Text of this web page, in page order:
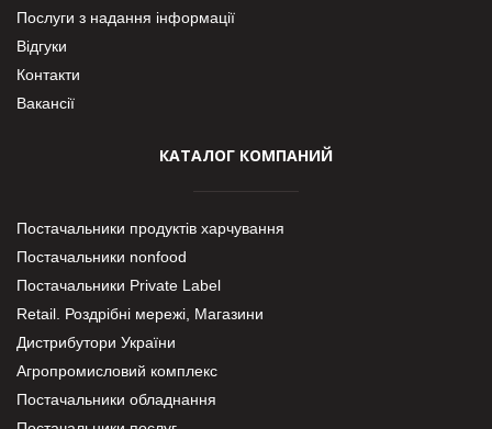
Послуги з надання інформації
Відгуки
Контакти
Вакансії
КАТАЛОГ КОМПАНИЙ
Постачальники продуктів харчування
Постачальники nonfood
Постачальники Private Label
Retail. Роздрібні мережі, Магазини
Дистрибутори України
Агропромисловий комплекс
Постачальники обладнання